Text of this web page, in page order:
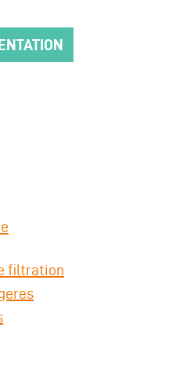
filtration